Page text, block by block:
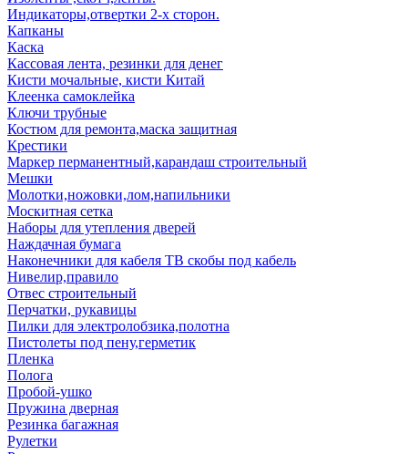
Индикаторы,отвертки 2-х сторон.
Капканы
Каска
Кассовая лента, резинки для денег
Кисти мочальные, кисти Китай
Клеенка самоклейка
Ключи трубные
Костюм для ремонта,маска защитная
Крестики
Маркер перманентный,карандаш строительный
Мешки
Молотки,ножовки,лом,напильники
Москитная сетка
Наборы для утепления дверей
Наждачная бумага
Наконечники для кабеля ТВ скобы под кабель
Нивелир,правило
Отвес строительный
Перчатки, рукавицы
Пилки для электролобзика,полотна
Пистолеты под пену,герметик
Пленка
Полога
Пробой-ушко
Пружина дверная
Резинка багажная
Рулетки